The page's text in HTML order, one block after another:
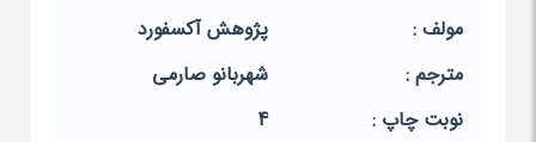
مولف :
پژوهش آکسفورد
مترجم :
شهربانو صارمی
نوبت چاپ :
4